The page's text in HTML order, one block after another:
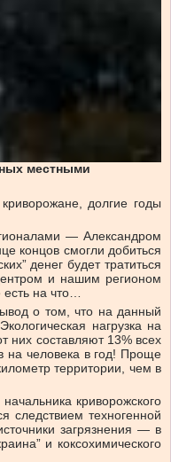
местными
долгие годы
— Александром
концов смогли добиться
денег будет тратиться
и нашим регионом
на что…
о том, что на данный
нагрузка на
них составляют 13% всех
на человека в год! Проще
территории, чем в
криворожского
следствием техногенной
загрязнения — в
и коксохимического